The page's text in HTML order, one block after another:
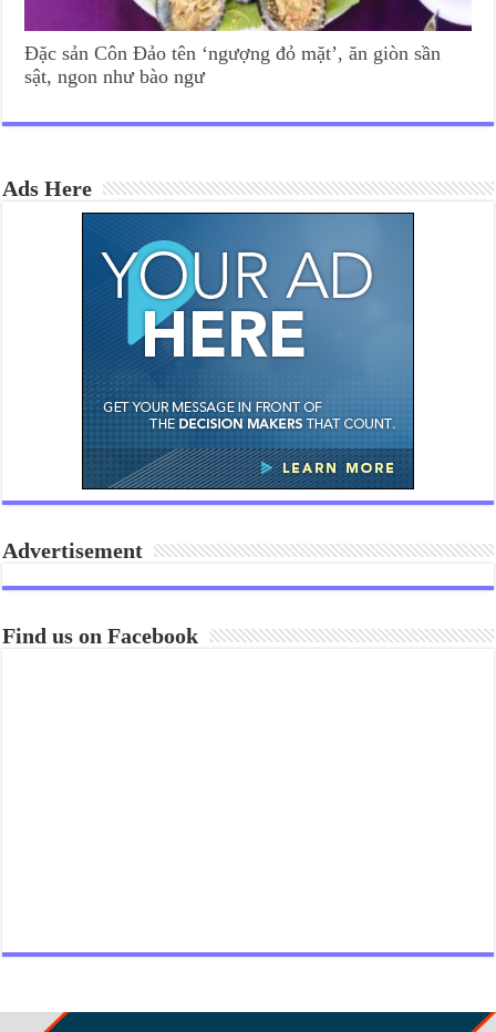
Đặc sản Côn Đảo tên ‘ngượng đỏ mặt’, ăn giòn sần
sật, ngon như bào ngư
Ads Here
Advertisement
Find us on Facebook